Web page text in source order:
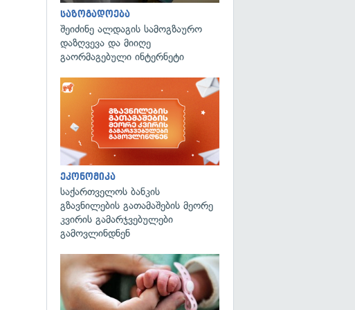
საზოგადოება
შეიძინე ალდაგის სამოგზაურო
დაზღვევა და მიიღე
გაორმაგებული ინტერნეტი
ეკონომიკა
საქართველოს ბანკის
გზავნილების გათამაშების მეორე
კვირის გამარჯვებულები
გამოვლინდნენ